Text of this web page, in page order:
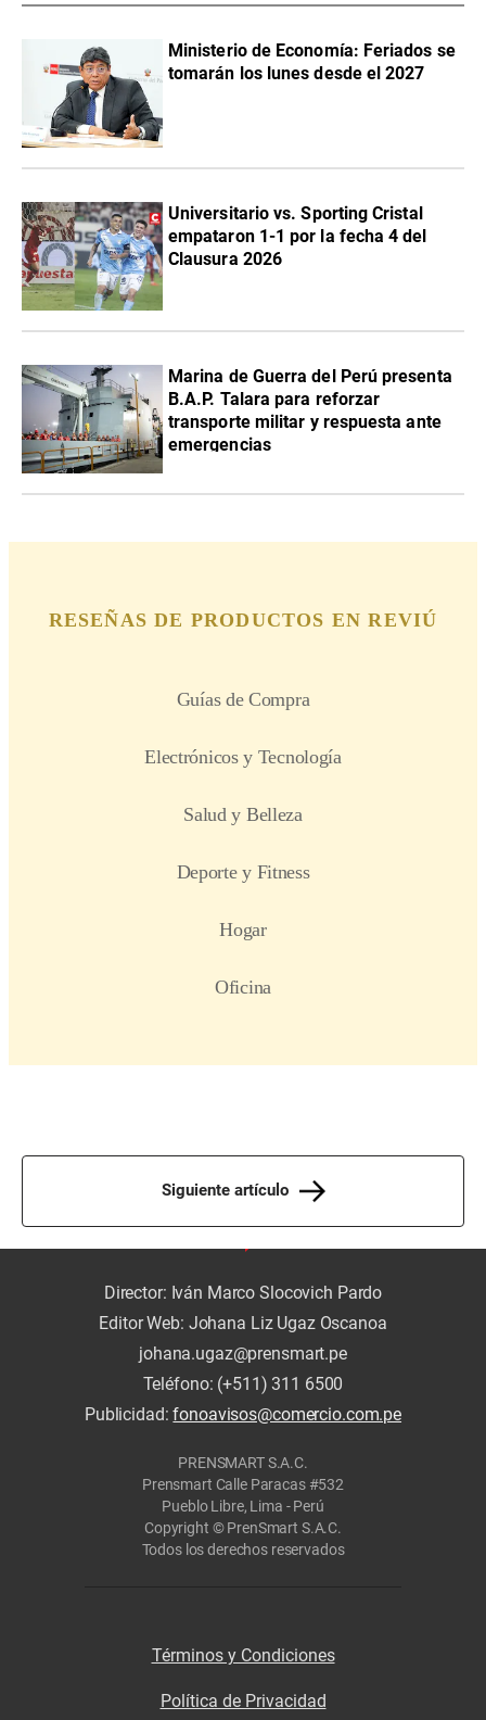
Ministerio de Economía: Feriados se
tomarán los lunes desde el 2027
Universitario vs. Sporting Cristal
empataron 1-1 por la fecha 4 del
Clausura 2026
Marina de Guerra del Perú presenta
B.A.P. Talara para reforzar
transporte militar y respuesta ante
emergencias
Siguiente artículo
Director: Iván Marco Slocovich Pardo
Editor Web: Johana Liz Ugaz Oscanoa
johana.ugaz@prensmart.pe
Teléfono: (+511) 311 6500
Publicidad:fonoavisos@comercio.com.pe
PRENSMART S.A.C.
Prensmart Calle Paracas #532
Pueblo Libre, Lima - Perú
Copyright © PrenSmart S.A.C.
Todos los derechos reservados
Términos y Condiciones
Política de Privacidad